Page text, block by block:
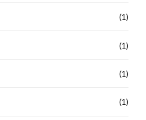
(1)
(1)
(1)
(1)